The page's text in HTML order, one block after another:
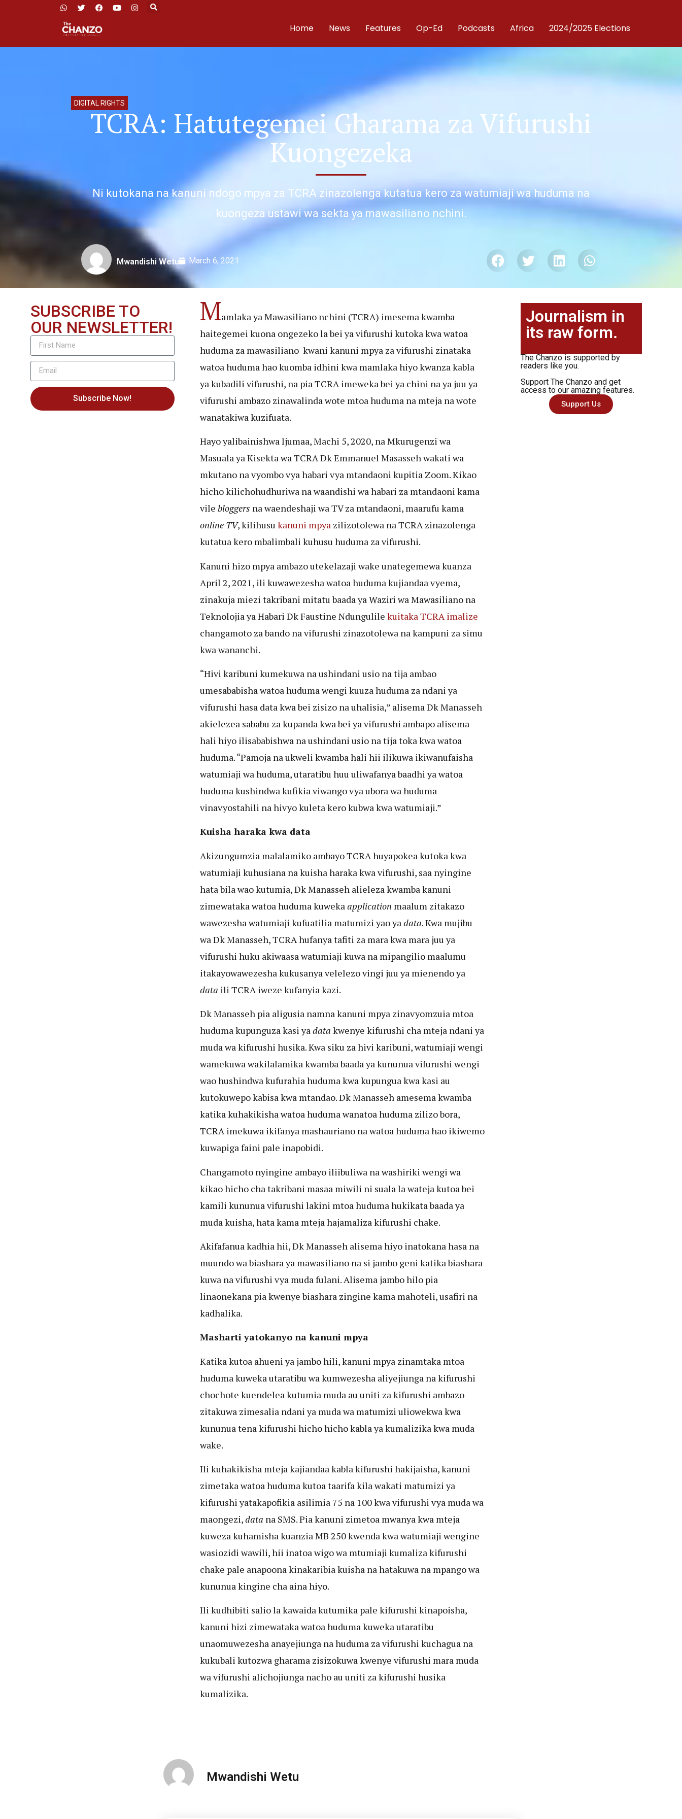
Home News Features Op-Ed Podcasts Africa 2024/2025 Elections
DIGITAL RIGHTS
TCRA: Hatutegemei Gharama za Vifurushi
Kuongezeka
Ni kutokana na kanuni ndogo mpya za TCRA zinazolenga kutatua kero za watumiaji wa huduma na
kuongeza ustawi wa sekta ya mawasiliano nchini.
Mwandishi Wetu March 6, 2021
SUBSCRIBE TO
OUR NEWSLETTER!
Subscribe Now!
Mamlaka ya Mawasiliano nchini (TCRA) imesema kwamba
haitegemei kuona ongezeko la bei ya vifurushi kutoka kwa watoa
huduma za mawasiliano kwani kanuni mpya za vifurushi zinataka
watoa huduma hao kuomba idhini kwa mamlaka hiyo kwanza kabla
ya kubadili vifurushi, na pia TCRA imeweka bei ya chini na ya juu ya
vifurushi ambazo zinawalinda wote mtoa huduma na mteja na wote
wanatakiwa kuzifuata.
Hayo yalibainishwa Ijumaa, Machi 5, 2020, na Mkurugenzi wa
Masuala ya Kisekta wa TCRA Dk Emmanuel Masasseh wakati wa
mkutano na vyombo vya habari vya mtandaoni kupitia Zoom. Kikao
hicho kilichohudhuriwa na waandishi wa habari za mtandaoni kama
vile bloggers na waendeshaji wa TV za mtandaoni, maarufu kama
online TV, kilihusu kanuni mpyazilizotolewa na TCRA zinazolenga
kutatua kero mbalimbali kuhusu huduma za vifurushi.
Kanuni hizo mpya ambazo utekelazaji wake unategemewa kuanza
April 2, 2021, ili kuwawezesha watoa huduma kujiandaa vyema,
zinakuja miezi takribani mitatu baada ya Waziri wa Mawasiliano na
Teknolojia ya Habari Dk Faustine Ndungulile kuitaka TCRA imalize
changamoto za bando na vifurushi zinazotolewa na kampuni za simu
kwa wananchi.
“Hivi karibuni kumekuwa na ushindani usio na tija ambao
umesababisha watoa huduma wengi kuuza huduma za ndani ya
vifurushi hasa data kwa bei zisizo na uhalisia,” alisema Dk Manasseh
akielezea sababu za kupanda kwa bei ya vifurushi ambapo alisema
hali hiyo ilisababishwa na ushindani usio na tija toka kwa watoa
huduma. “Pamoja na ukweli kwamba hali hii ilikuwa ikiwanufaisha
watumiaji wa huduma, utaratibu huu uliwafanya baadhi ya watoa
huduma kushindwa kufikia viwango vya ubora wa huduma
vinavyostahili na hivyo kuleta kero kubwa kwa watumiaji.”
Kuisha haraka kwa data
Akizungumzia malalamiko ambayo TCRA huyapokea kutoka kwa
watumiaji kuhusiana na kuisha haraka kwa vifurushi, saa nyingine
hata bila wao kutumia, Dk Manasseh alieleza kwamba kanuni
zimewataka watoa huduma kuweka application maalum zitakazo
wawezesha watumiaji kufuatilia matumizi yao ya data. Kwa mujibu
wa Dk Manasseh, TCRA hufanya tafiti za mara kwa mara juu ya
vifurushi huku akiwaasa watumiaji kuwa na mipangilio maalumu
itakayowawezesha kukusanya velelezo vingi juu ya mienendo ya
data ili TCRA iweze kufanyia kazi.
Dk Manasseh pia aligusia namna kanuni mpya zinavyomzuia mtoa
huduma kupunguza kasi yadata kwenye kifurushi cha mteja ndani ya
muda wa kifurushi husika. Kwa siku za hivi karibuni, watumiaji wengi
wamekuwa wakilalamika kwamba baada ya kununua vifurushi wengi
wao hushindwa kufurahia huduma kwa kupungua kwa kasi au
kutokuwepo kabisa kwa mtandao. Dk Manasseh amesema kwamba
katika kuhakikisha watoa huduma wanatoa huduma zilizo bora,
TCRA imekuwa ikifanya mashauriano na watoa huduma hao ikiwemo
kuwapiga faini pale inapobidi.
Changamoto nyingine ambayo iliibuliwa na washiriki wengi wa
kikao hicho cha takribani masaa miwili ni suala la wateja kutoa bei
kamili kununua vifurushi lakini mtoa huduma hukikata baada ya
muda kuisha, hata kama mteja hajamaliza kifurushi chake.
Akifafanua kadhia hii, Dk Manasseh alisema hiyo inatokana hasa na
muundo wa biashara ya mawasiliano na si jambo geni katika biashara
kuwa na vifurushi vya muda fulani. Alisema jambo hilo pia
linaonekana pia kwenye biashara zingine kama mahoteli, usafiri na
kadhalika.
Masharti yatokanyo na kanuni mpya
Katika kutoa ahueni ya jambo hili, kanuni mpya zinamtaka mtoa
huduma kuweka utaratibu wa kumwezesha aliyejiunga na kifurushi
chochote kuendelea kutumia muda au uniti za kifurushi ambazo
zitakuwa zimesalia ndani ya muda wa matumizi uliowekwa kwa
kununua tena kifurushi hicho hicho kabla ya kumalizika kwa muda
wake.
Ili kuhakikisha mteja kajiandaa kabla kifurushi hakijaisha, kanuni
zimetaka watoa huduma kutoa taarifa kila wakati matumizi ya
kifurushi yatakapofikia asilimia 75 na 100 kwa vifurushi vya muda wa
maongezi,data na SMS. Pia kanuni zimetoa mwanya kwa mteja
kuweza kuhamisha kuanzia MB 250 kwenda kwa watumiaji wengine
wasiozidi wawili, hii inatoa wigo wa mtumiaji kumaliza kifurushi
chake pale anapoona kinakaribia kuisha na hatakuwa na mpango wa
kununua kingine cha aina hiyo.
Ili kudhibiti salio la kawaida kutumika pale kifurushi kinapoisha,
kanuni hizi zimewataka watoa huduma kuweka utaratibu
unaomuwezesha anayejiunga na huduma za vifurushi kuchagua na
kukubali kutozwa gharama zisizokuwa kwenye vifurushi mara muda
wa vifurushi alichojiunga nacho au uniti za kifurushi husika
kumalizika.
Journalism in
its raw form.
The Chanzo is supported by
readers like you.
Support The Chanzo and get
access to our amazing features.
Support Us
Mwandishi Wetu